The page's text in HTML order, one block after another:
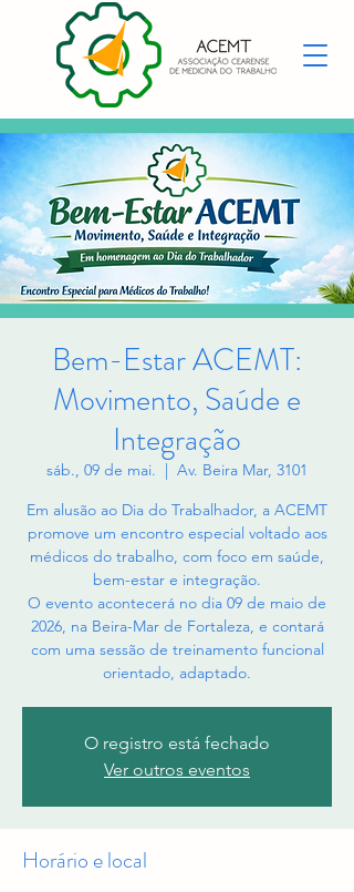
Bem-Estar ACEMT:
Movimento, Saúde e
Integração
sáb., 09 de mai.
  |
Av. Beira Mar, 3101
Em alusão ao Dia do Trabalhador, a ACEMT
promove um encontro especial voltado aos
médicos do trabalho, com foco em saúde,
bem-estar e integração.
O evento acontecerá no dia 09 de maio de
2026, na Beira-Mar de Fortaleza, e contará
com uma sessão de treinamento funcional
orientado, adaptado.
O registro está fechado
Ver outros eventos
Horário e local